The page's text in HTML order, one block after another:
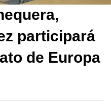
participará
de Europa